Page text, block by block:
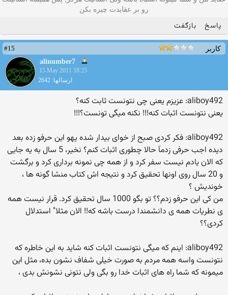
رو بر عقایدت چیره بکن
پاسخ بازگفت
کاربر
#15
alinumber7
15 May 2011 18:25
ارسالها: 2642
aliboy492: عزیزم یعنی چی نتونست ثابت كنه؟
یعنی نتونست اثبات کنه!!! نکنه میگی تونست؟!!!
aliboy492: فكر كردی صبح از خوای بیدار شده یهو این حرفو زده بعد
دیده اجب حرفی زدمآ حالا چطوری اثبات كنم؟ نخیر، 5 سال به یه جایی
كه الان یادم نیست سفر كرد و از همه چی نمونه برداری كرد و برگشت
و 20 سال روی اونها تحقیق كرد و نتیجه اش كتاب منشا گونه ها ،
خوندیش ؟
من کی این حرفو زدم؟؟ تو بگو 1000 سال تحقیق کرد. قرار نیست همه
ی نطریات همه ی دانشمندا درست باشه که!! الان مثلا" استدلال
کردی؟؟
aliboy492: اینم كه میگی نتونست اثبات كنه شاید به این خاطره كه
نتونست واسه همه مردم به صورت خیلی شفاف نشون بده، مثل این
میمونه كه شما راه های اثبات خدا رو بگی ولی نتونی نشونش بدی ،